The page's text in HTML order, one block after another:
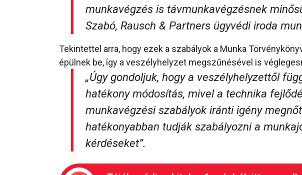
munkavégzés is távmunkavégzésnek
Szabó, Rausch & Partners ügyvédi iroda
Tekintettel arra, hogy ezek a szabályok a Munka
épülnek be, így a veszélyhelyzet megszűnésével is
„Úgy gondoljuk, hogy a veszélyhelyzettől
hatékony módosítás, mivel a technika
munkavégzési szabályok iránti igény
hatékonyabban tudják szabályozni a
kérdéseket”.